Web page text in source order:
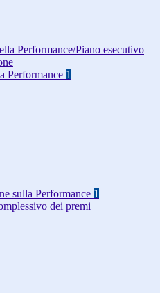
Performance/Piano esecutivo
Performance 1
sulla Performance 1
dei premi